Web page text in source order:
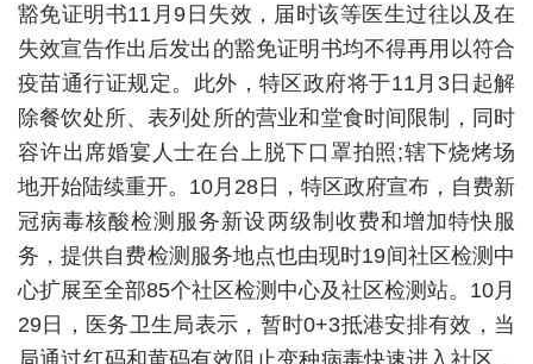
豁免证明书11月9日失效，届时该等医生过往以及在
失效宣告作出后发出的豁免证明书均不得再用以符合
疫苗通行证规定。此外，特区政府将于11月3日起解
除餐饮处所、表列处所的营业和堂食时间限制，同时
容许出席婚宴人士在台上脱下口罩拍照;辖下烧烤场
地开始陆续重开。10月28日，特区政府宣布，自费新
冠病毒核酸检测服务新设两级制收费和增加特快服
务，提供自费检测服务地点也由现时19间社区检测中
心扩展至全部85个社区检测中心及社区检测站。10月
29日，医务卫生局表示，暂时0+3抵港安排有效，当
局通过红码和黄码有效阻止变种病毒快速进入社区，